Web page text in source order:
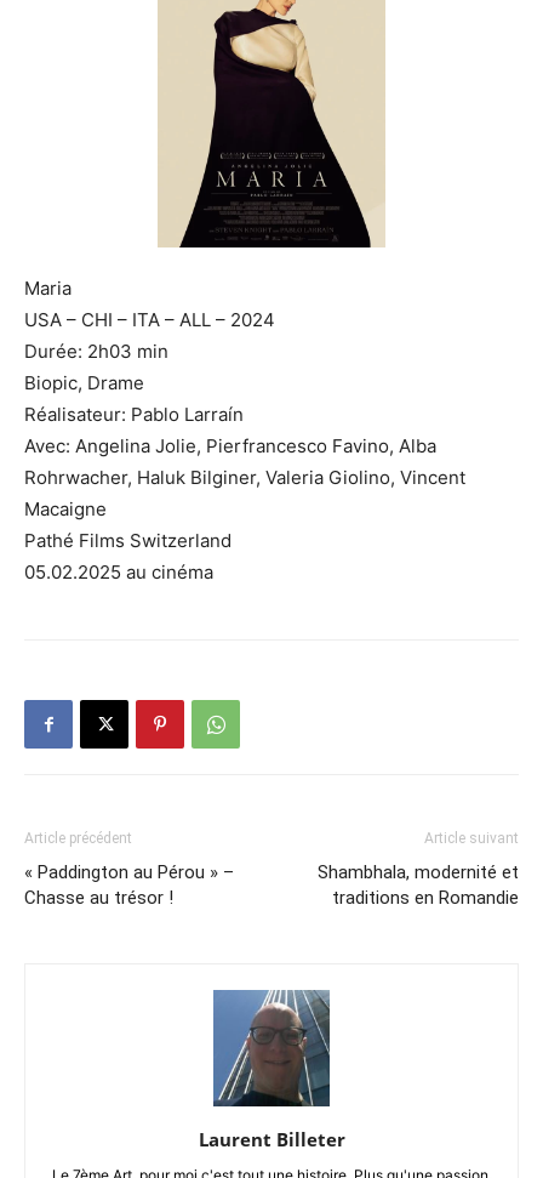
Maria
USA – CHI – ITA – ALL – 2024
Durée: 2h03 min
Biopic, Drame
Réalisateur: Pablo Larraín
Avec: Angelina Jolie, Pierfrancesco Favino, Alba
Rohrwacher, Haluk Bilginer, Valeria Giolino, Vincent
Macaigne
Pathé Films Switzerland
05.02.2025 au cinéma
Article précédent
« Paddington au Pérou » –
Chasse au trésor !
Article suivant
Shambhala, modernité et
traditions en Romandie
Laurent Billeter